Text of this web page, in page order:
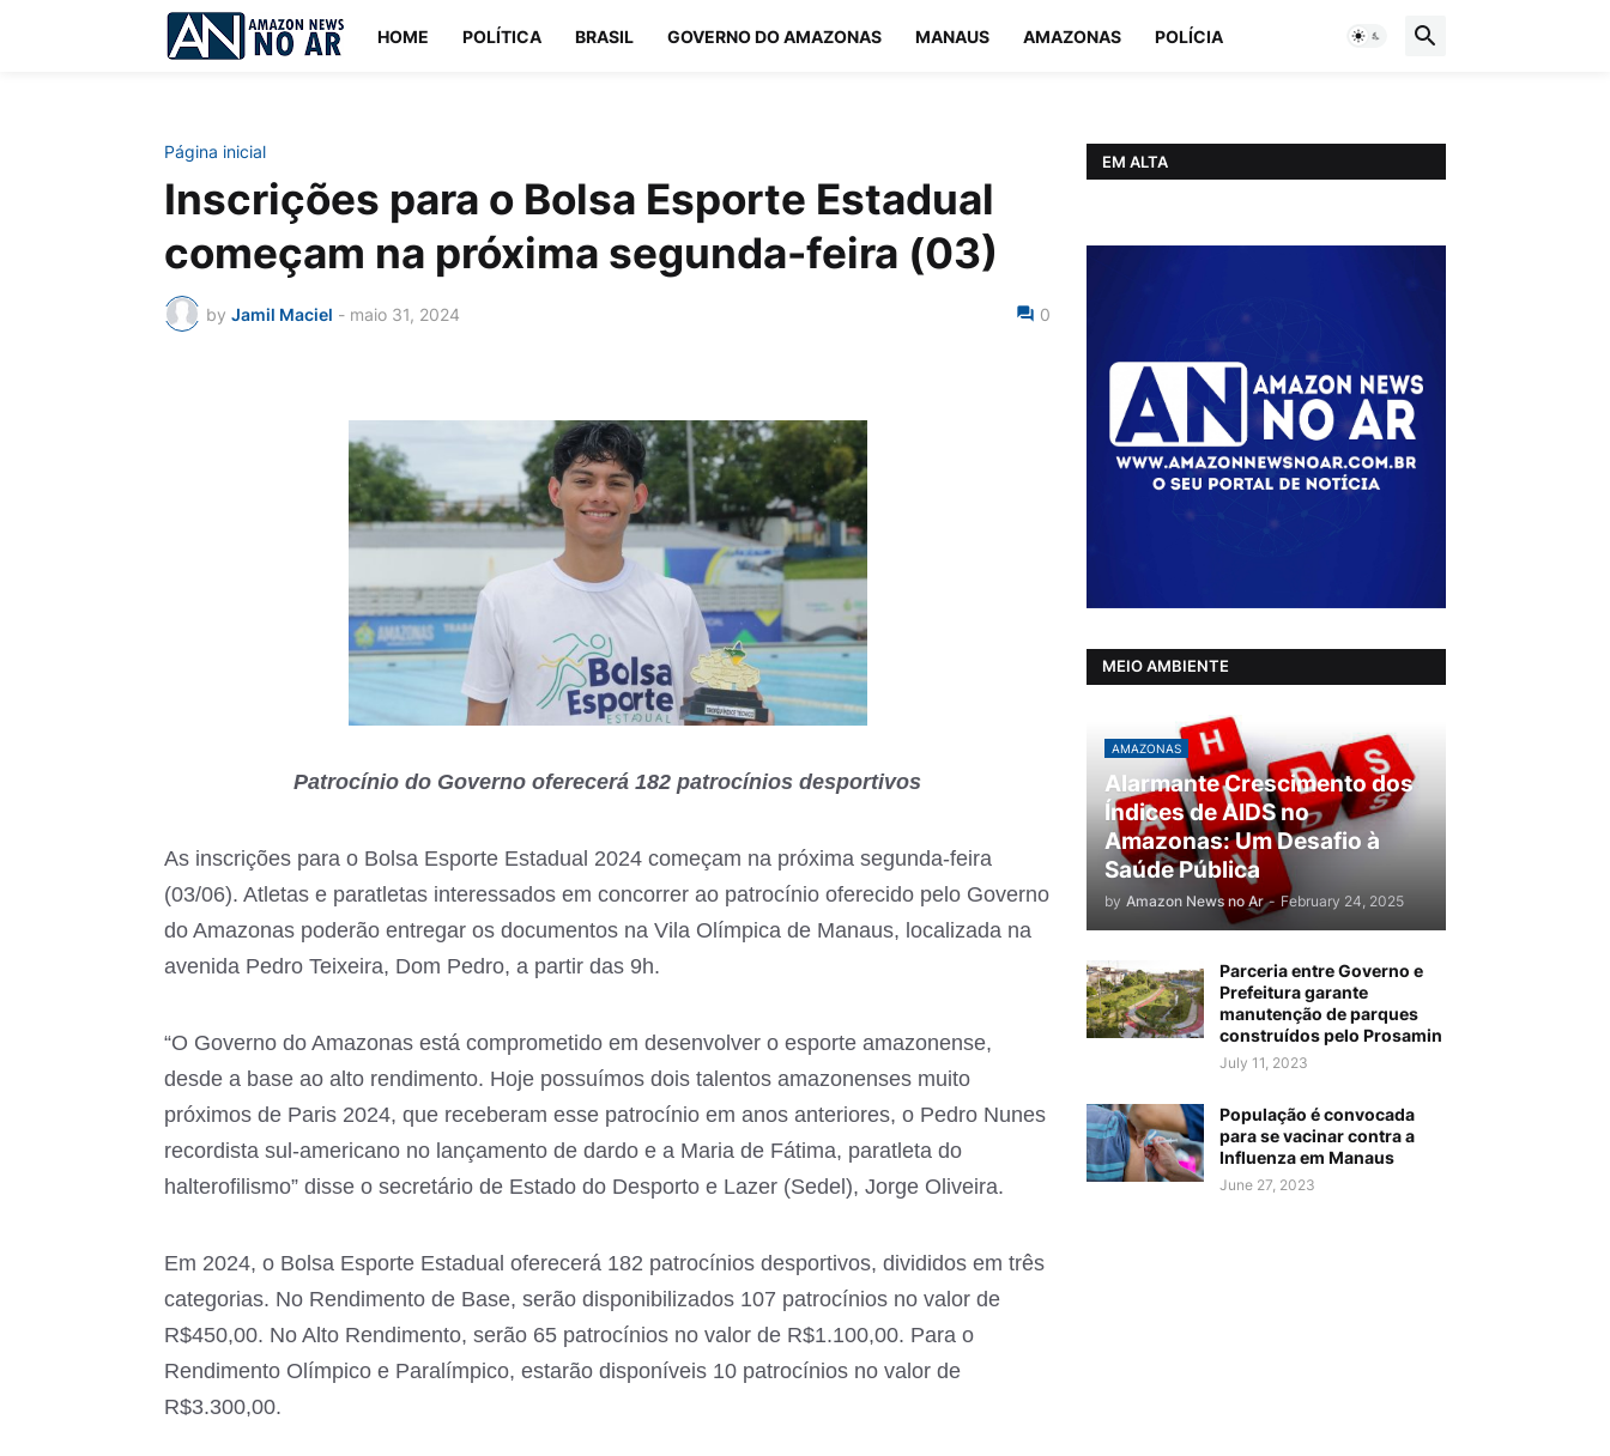
HOME POLÍTICA BRASIL GOVERNO DO AMAZONAS MANAUS AMAZONAS POLÍCIA
Página inicial
Inscrições para o Bolsa Esporte Estadual
começam na próxima segunda-feira (03)
by Jamil Maciel - maio 31, 2024 0
Patrocínio do Governo oferecerá 182 patrocínios desportivos
As inscrições para o Bolsa Esporte Estadual 2024 começam na próxima segunda-feira
(03/06). Atletas e paratletas interessados em concorrer ao patrocínio oferecido pelo Governo
do Amazonas poderão entregar os documentos na Vila Olímpica de Manaus, localizada na
avenida Pedro Teixeira, Dom Pedro, a partir das 9h.
“O Governo do Amazonas está comprometido em desenvolver o esporte amazonense,
desde a base ao alto rendimento. Hoje possuímos dois talentos amazonenses muito
próximos de Paris 2024, que receberam esse patrocínio em anos anteriores, o Pedro Nunes
recordista sul-americano no lançamento de dardo e a Maria de Fátima, paratleta do
halterofilismo” disse o secretário de Estado do Desporto e Lazer (Sedel), Jorge Oliveira.
Em 2024, o Bolsa Esporte Estadual oferecerá 182 patrocínios desportivos, divididos em três
categorias. No Rendimento de Base, serão disponibilizados 107 patrocínios no valor de
R$450,00. No Alto Rendimento, serão 65 patrocínios no valor de R$1.100,00. Para o
Rendimento Olímpico e Paralímpico, estarão disponíveis 10 patrocínios no valor de
R$3.300,00.
EM ALTA
MEIO AMBIENTE
AMAZONAS
Alarmante Crescimento dos
Índices de AIDS no
Amazonas: Um Desafio à
Saúde Pública
by Amazon News no Ar - February 24, 2025
Parceria entre Governo e
Prefeitura garante
manutenção de parques
construídos pelo Prosamin
July 11, 2023
População é convocada
para se vacinar contra a
Influenza em Manaus
June 27, 2023